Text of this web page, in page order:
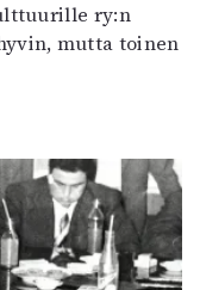
ry:n
mutta toinen